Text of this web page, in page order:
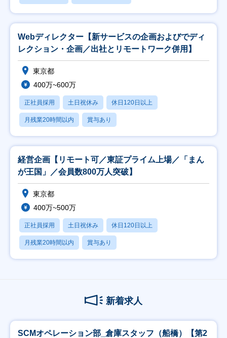
Webディレクター【新サービスの企画およびでディ
レクション・企画／出社とリモートワーク併用】
東京都
400万~600万
正社員採用 土日祝休み 休日120日以上
月残業20時間以内 賞与あり
経営企画【リモート可／東証プライム上場／「まん
が王国」／会員数800万人突破】
東京都
400万~500万
正社員採用 土日祝休み 休日120日以上
月残業20時間以内 賞与あり
新着求人
SCMオペレーション部_倉庫スタッフ（船橋）【第2